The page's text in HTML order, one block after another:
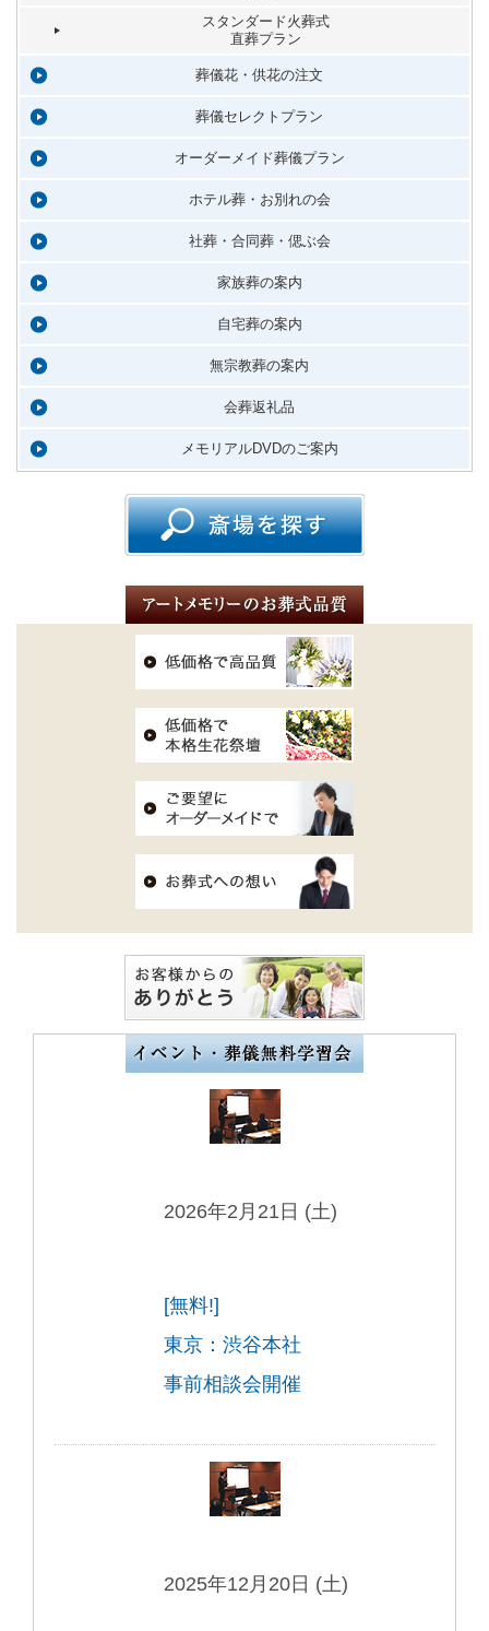
スタンダード火葬式
直葬プラン
葬儀花・供花の注文
葬儀セレクトプラン
オーダーメイド葬儀プラン
ホテル葬・お別れの会
社葬・合同葬・偲ぶ会
家族葬の案内
自宅葬の案内
無宗教葬の案内
会葬返礼品
メモリアルDVDのご案内
2026年2月21日 (土)
[無料!]
東京：渋谷本社
事前相談会開催
2025年12月20日 (土)